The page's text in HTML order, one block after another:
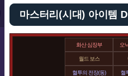
마스터리(시대) 아이템
화산 심장부 오
월드 보스
혈투의 전장(동) 혈